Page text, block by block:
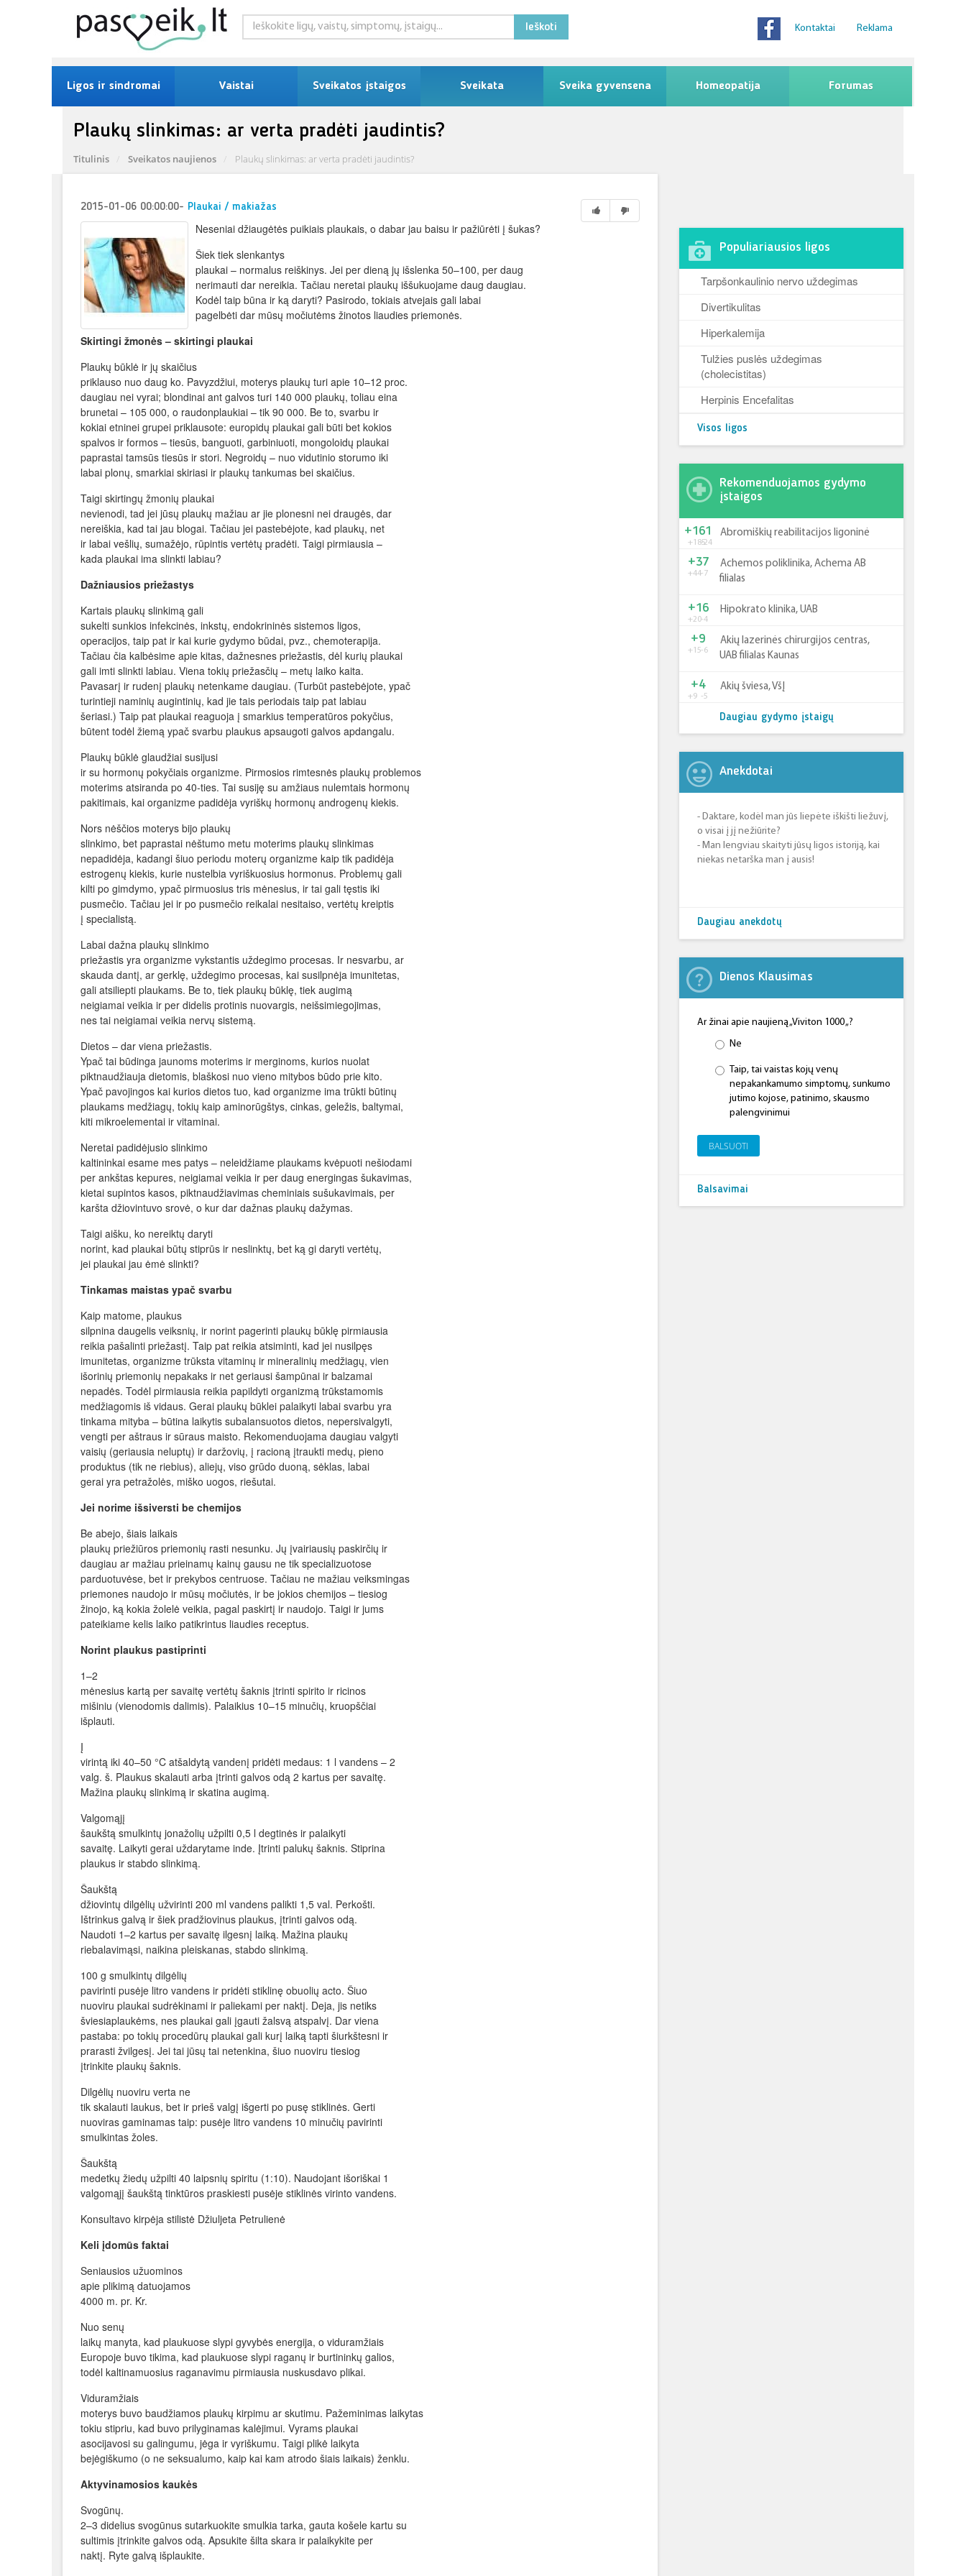
Ieškoti Kontaktai Reklama
Ligos ir sindromai Vaistai Sveikatos įstaigos Sveikata Sveika gyvensena Homeopatija Forumas
Plaukų slinkimas: ar verta pradėti jaudintis?
Titulinis Sveikatos naujienos Plaukų slinkimas: ar verta pradėti jaudintis?
2015-01-06 00:00:00- Plaukai / makiažas
Neseniai džiaugėtės puikiais plaukais, o dabar jau baisu ir pažiūrėti į šukas?
Šiek tiek slenkantys
plaukai – normalus reiškinys. Jei per dieną jų išslenka 50–100, per daug
nerimauti dar nereikia. Tačiau neretai plaukų iššukuojame daug daugiau.
Kodėl taip būna ir ką daryti? Pasirodo, tokiais atvejais gali labai
pagelbėti dar mūsų močiutėms žinotos liaudies priemonės.
Skirtingi žmonės – skirtingi plaukai
Plaukų būklė ir jų skaičius
priklauso nuo daug ko. Pavyzdžiui, moterys plaukų turi apie 10–12 proc.
daugiau nei vyrai; blondinai ant galvos turi 140 000 plaukų, toliau eina
brunetai – 105 000, o raudonplaukiai – tik 90 000. Be to, svarbu ir
kokiai etninei grupei priklausote: europidų plaukai gali būti bet kokios
spalvos ir formos – tiesūs, banguoti, garbiniuoti, mongoloidų plaukai
paprastai tamsūs tiesūs ir stori. Negroidų – nuo vidutinio storumo iki
labai plonų, smarkiai skiriasi ir plaukų tankumas bei skaičius.
Taigi skirtingų žmonių plaukai
nevienodi, tad jei jūsų plaukų mažiau ar jie plonesni nei draugės, dar
nereiškia, kad tai jau blogai. Tačiau jei pastebėjote, kad plaukų, net
ir labai vešlių, sumažėjo, rūpintis vertėtų pradėti. Taigi pirmiausia –
kada plaukai ima slinkti labiau?
Dažniausios priežastys
Kartais plaukų slinkimą gali
sukelti sunkios infekcinės, inkstų, endokrininės sistemos ligos,
operacijos, taip pat ir kai kurie gydymo būdai, pvz., chemoterapija.
Tačiau čia kalbėsime apie kitas, dažnesnes priežastis, dėl kurių plaukai
gali imti slinkti labiau. Viena tokių priežasčių – metų laiko kaita.
Pavasarį ir rudenį plaukų netenkame daugiau. (Turbūt pastebėjote, ypač
turintieji naminių augintinių, kad jie tais periodais taip pat labiau
šeriasi.) Taip pat plaukai reaguoja į smarkius temperatūros pokyčius,
būtent todėl žiemą ypač svarbu plaukus apsaugoti galvos apdangalu.
Plaukų būklė glaudžiai susijusi
ir su hormonų pokyčiais organizme. Pirmosios rimtesnės plaukų problemos
moterims atsiranda po 40-ties. Tai susiję su amžiaus nulemtais hormonų
pakitimais, kai organizme padidėja vyriškų hormonų androgenų kiekis.
Nors nėščios moterys bijo plaukų
slinkimo, bet paprastai nėštumo metu moterims plaukų slinkimas
nepadidėja, kadangi šiuo periodu moterų organizme kaip tik padidėja
estrogenų kiekis, kurie nustelbia vyriškuosius hormonus. Problemų gali
kilti po gimdymo, ypač pirmuosius tris mėnesius, ir tai gali tęstis iki
pusmečio. Tačiau jei ir po pusmečio reikalai nesitaiso, vertėtų kreiptis
į specialistą.
Labai dažna plaukų slinkimo
priežastis yra organizme vykstantis uždegimo procesas. Ir nesvarbu, ar
skauda dantį, ar gerklę, uždegimo procesas, kai susilpnėja imunitetas,
gali atsiliepti plaukams. Be to, tiek plaukų būklę, tiek augimą
neigiamai veikia ir per didelis protinis nuovargis, neišsimiegojimas,
nes tai neigiamai veikia nervų sistemą.
Dietos – dar viena priežastis.
Ypač tai būdinga jaunoms moterims ir merginoms, kurios nuolat
pikt­naudžiauja dietomis, blaškosi nuo vieno mitybos būdo prie kito.
Ypač pavojingos kai kurios dietos tuo, kad organizme ima trūkti būtinų
plaukams medžiagų, tokių kaip aminorūgštys, cinkas, geležis, baltymai,
kiti mikroelementai ir vitaminai.
Neretai padidėjusio slinkimo
kaltininkai esame mes patys – neleidžiame plaukams kvėpuoti nešiodami
per ankštas kepures, neigiamai veikia ir per daug energingas šukavimas,
kietai supintos kasos, piktnaudžiavimas cheminiais sušukavimais, per
karšta džiovintuvo srovė, o kur dar dažnas plaukų dažymas.
Taigi aišku, ko nereiktų daryti
norint, kad plaukai būtų stiprūs ir neslinktų, bet ką gi daryti vertėtų,
jei plaukai jau ėmė slinkti?
Tinkamas maistas ypač svarbu
Kaip matome, plaukus
silpnina daugelis veiksnių, ir norint pagerinti plaukų būklę pirmiausia
reikia pašalinti priežastį. Taip pat reikia atsiminti, kad jei nusilpęs
imunitetas, organizme trūksta vitaminų ir mineralinių medžiagų, vien
išorinių priemonių nepakaks ir net geriausi šampūnai ir balzamai
nepadės. Todėl pirmiausia reikia papildyti organizmą trūkstamomis
medžiagomis iš vidaus. Gerai plaukų būklei palaikyti labai svarbu yra
tinkama mityba – būtina laikytis subalansuotos dietos, nepersivalgyti,
vengti per aštraus ir sūraus maisto. Rekomenduojama daugiau valgyti
vaisių (geriausia neluptų) ir daržovių, į racioną įtraukti medų, pieno
produktus (tik ne riebius), aliejų, viso grūdo duoną, sėklas, labai
gerai yra petražolės, miško uogos, riešutai.
Jei norime išsiversti be chemijos
Be abejo, šiais laikais
plaukų priežiūros priemonių rasti nesunku. Jų įvairiausių paskirčių ir
daugiau ar mažiau prieinamų kainų gausu ne tik specializuotose
parduotuvėse, bet ir prekybos centruose. Tačiau ne mažiau veiksmingas
priemones naudojo ir mūsų močiutės, ir be jokios chemijos – tiesiog
žinojo, ką kokia žolelė veikia, pagal paskirtį ir naudojo. Taigi ir jums
pateikiame kelis laiko patikrintus liaudies receptus.
Norint plaukus pastiprinti
1–2
mėnesius kartą per savaitę vertėtų šaknis įtrinti spirito ir ricinos
mišiniu (vienodomis dalimis). Palaikius 10–15 minučių, kruopščiai
išplauti.
Į
virintą iki 40–50 °C atšaldytą vandenį pridėti medaus: 1 l vandens – 2
valg. š. Plaukus skalauti arba įtrinti galvos odą 2 kartus per savaitę.
Mažina plaukų slinkimą ir skatina augimą.
Valgomąjį
šaukštą smulkintų jonažolių užpilti 0,5 l degtinės ir palaikyti
savaitę. Laikyti gerai uždarytame inde. Įtrinti palukų šaknis. Stiprina
plaukus ir stabdo slinkimą.
Šaukštą
džiovintų dilgėlių užvirinti 200 ml vandens palikti 1,5 val. Perkošti.
Ištrinkus galvą ir šiek pradžiovinus plaukus, įtrinti galvos odą.
Naudoti 1–2 kartus per savaitę ilgesnį laiką. Mažina plaukų
riebalavimąsi, naikina pleiskanas, stabdo slinkimą.
100 g smulkintų dilgėlių
pavirinti pusėje litro vandens ir pridėti stiklinę obuolių acto. Šiuo
nuoviru plaukai sudrėkinami ir paliekami per naktį. Deja, jis netiks
šviesiaplaukėms, nes plaukai gali įgauti žalsvą atspalvį. Dar viena
pastaba: po tokių procedūrų plaukai gali kurį laiką tapti šiurkštesni ir
prarasti žvilgesį. Jei tai jūsų tai netenkina, šiuo nuoviru tiesiog
įtrinkite plaukų šaknis.
Dilgėlių nuoviru verta ne
tik skalauti laukus, bet ir prieš valgį išgerti po pusę stiklinės. Gerti
nuoviras gaminamas taip: pusėje litro vandens 10 minučių pavirinti
smulkintas žoles.
Šaukštą
medetkų žiedų užpilti 40 laipsnių spiritu (1:10). Naudojant išoriškai 1
valgomąjį šaukštą tinktūros praskiesti pusėje stiklinės virinto vandens.
Konsultavo kirpėja stilistė Džiuljeta Petrulienė
Keli įdomūs faktai
Seniausios užuominos
apie plikimą datuojamos
4000 m. pr. Kr.
Nuo senų
laikų manyta, kad plaukuose slypi gyvybės energija, o viduramžiais
Europoje buvo tikima, kad plaukuose slypi raganų ir burtininkų galios,
todėl kaltinamuosius raganavimu pirmiausia nuskusdavo plikai.
Viduramžiais
moterys buvo baudžiamos plaukų kirpimu ar skutimu. Pažeminimas laikytas
tokiu stipriu, kad buvo prilyginamas kalėjimui. Vyrams plaukai
asocijavosi su galingumu, jėga ir vyriškumu. Taigi plikė laikyta
bejėgiškumo (o ne seksualumo, kaip kai kam atrodo šiais laikais) ženklu.
Aktyvinamosios kaukės
Svogūnų.
2–3 didelius svogūnus sutarkuokite smulkia tarka, gauta košele kartu su
sultimis įtrinkite galvos odą. Apsukite šilta skara ir palaikykite per
naktį. Ryte galvą išplaukite.
Populiariausios ligos
Tarpšonkaulinio nervo uždegimas
Divertikulitas
Hiperkalemija
Tulžies puslės uždegimas
(cholecistitas)
Herpinis Encefalitas
Visos ligos
Rekomenduojamos gydymo
įstaigos
+185-24
+161 Abromiškių reabilitacijos ligoninė
+44-7
+37
Achemos poliklinika, Achema AB
filialas
+20-4
+16 Hipokrato klinika, UAB
+15-6
+9
Akių lazerinės chirurgijos centras,
UAB filialas Kaunas
+9 -5
+4 Akių šviesa, VšĮ
Daugiau gydymo įstaigų
Anekdotai
- Daktare, kodėl man jūs liepėte iškišti liežuvį,
o visai į jį nežiūrite?
- Man lengviau skaityti jūsų ligos istoriją, kai
niekas netarška man į ausis!
Daugiau anekdotų
Dienos Klausimas
Ar žinai apie naujieną „Viviton 1000 „?
Ne
Taip, tai vaistas kojų venų
nepakankamumo simptomų, sunkumo
jutimo kojose, patinimo, skausmo
palengvinimui
BALSUOTI
Balsavimai